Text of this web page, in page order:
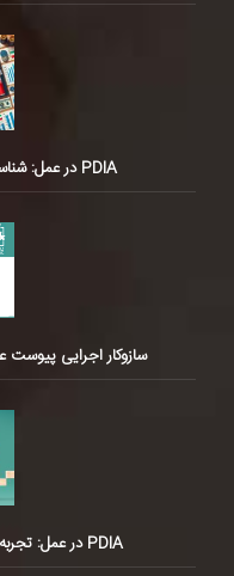
PDIA در عمل: شناسه‌گذاری بودجه و طبقه‌بندی آن
سازوکار اجرایی پیوست
PDIA در عمل: تجربه مدیریت تعارض منافع در ایران